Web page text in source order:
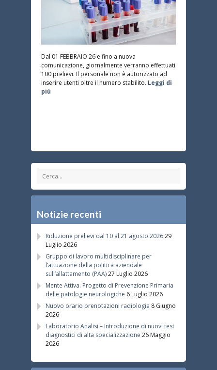
Dal 01 FEBBRAIO 26 e fino a nuova
comunicazione, giornalmente verranno effettuati
100 prelievi. Il personale non è autorizzato ad
inserire utenti oltre il numero stabilito. Leggi di
più
Notizie recenti
Riduzione prelievi dal 10 al 21 agosto 202629
Luglio 2026
Gruppo di lavoro multidisciplinare per
l’attuazione della politica aziendale
sull’allattamento (PAA)27 Luglio 2026
Mente Attiva. Progetto di Prevenzione Primaria
delle patologie neurologiche 6 Luglio 2026
Nuovo orario prenotazioni radiologia 8 Giugno
2026
Laboratorio Analisi – Introduzione di nuovi test
diagnostici di alta specializzazione 26 Maggio
2026